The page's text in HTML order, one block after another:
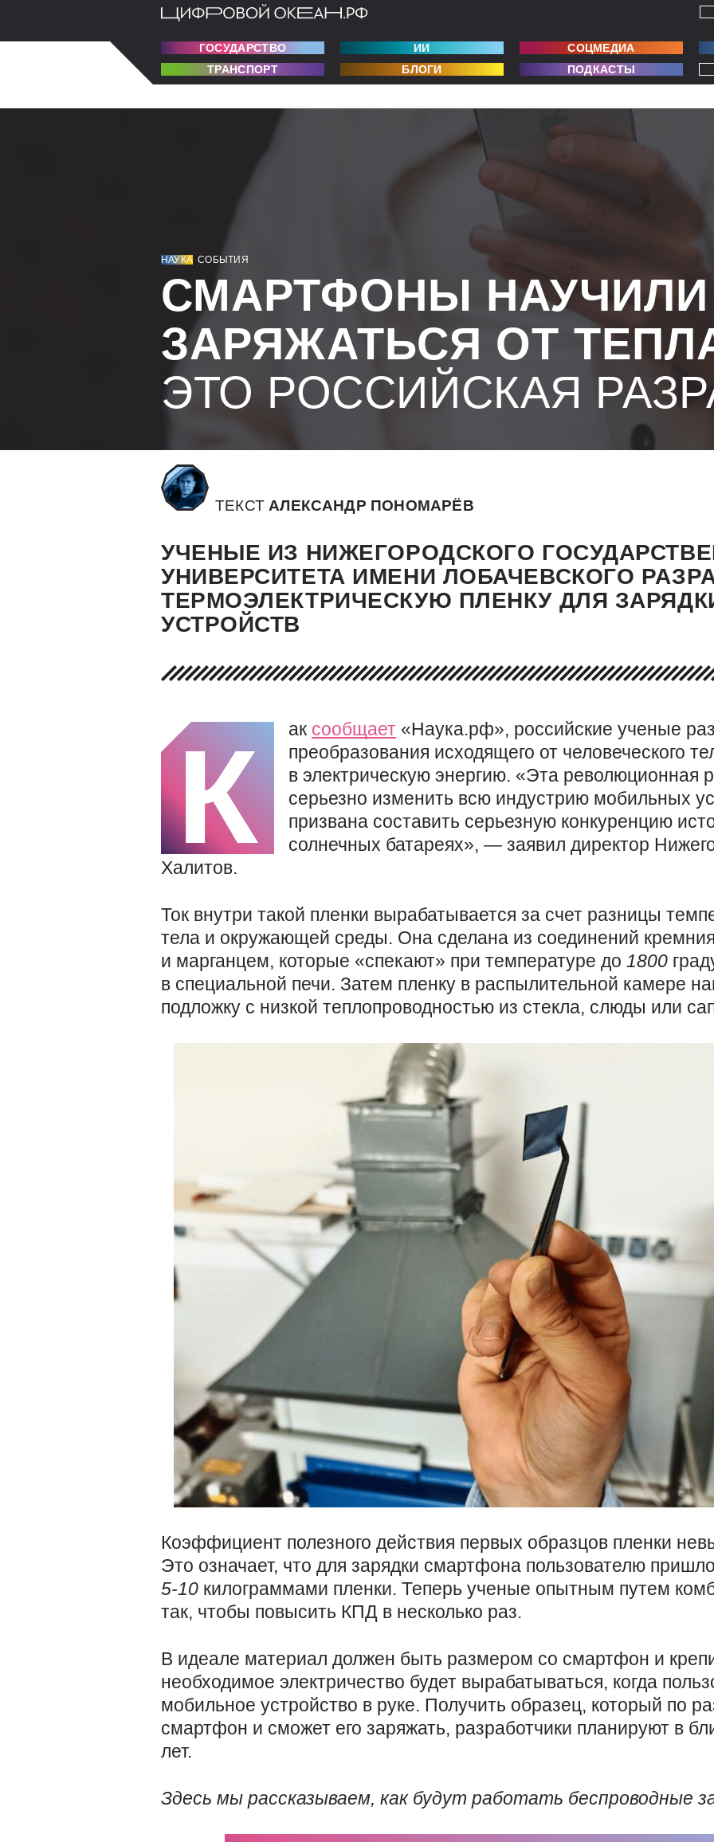
ГОСУДАРСТВО ИИ СОЦМЕДИА
ТРАНСПОРТ
БЛОГИ ПОДКАСТЫ
НАУКА СОБЫТИЯ
СМАРТФОНЫ НАУЧИЛИ
ЗАРЯЖАТЬСЯ ОТ
ЭТО РОССИЙСКАЯ
ТЕКСТ АЛЕКСАНДР ПОНОМАРЁВ
УЧЕНЫЕ ИЗ НИЖЕГОРОДСКОГО
УНИВЕРСИТЕТА ИМЕНИ ЛОБАЧЕВСКОГО
ТЕРМОЭЛЕКТРИЧЕСКУЮ ПЛЕНКУ ДЛЯ
УСТРОЙСТВ
К ак сообщает «Наука.рф», российские ученые
преобразования исходящего от человеческого
в электрическую энергию. «Эта революционная
серьезно изменить всю индустрию мобильных
призвана составить серьезную конкуренцию
солнечных батареях», — заявил директор
Халитов.
Ток внутри такой пленки вырабатывается за счет разницы
тела и окружающей среды. Она сделана из соединений
и марганцем, которые «спекают» при температуре до 1800
в специальной печи. Затем пленку в распылительной камере
подложку с низкой теплопроводностью из стекла, слюды или
Коэффициент полезного действия первых образцов пленки
Это означает, что для зарядки смартфона пользователю
5-10 килограммами пленки. Теперь ученые опытным путем
так, чтобы повысить КПД в несколько раз.
В идеале материал должен быть размером со смартфон и
необходимое электричество будет вырабатываться, когда
мобильное устройство в руке. Получить образец, который по
смартфон и сможет его заряжать, разработчики планируют в
лет.
Здесь мы рассказываем, как будут работать беспроводные